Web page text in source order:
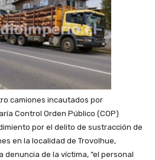
camiones incautados por
Control Orden Público (COP)
por el delito de sustracción de
en la localidad de Trovolhue,
denuncia de la víctima, “el personal